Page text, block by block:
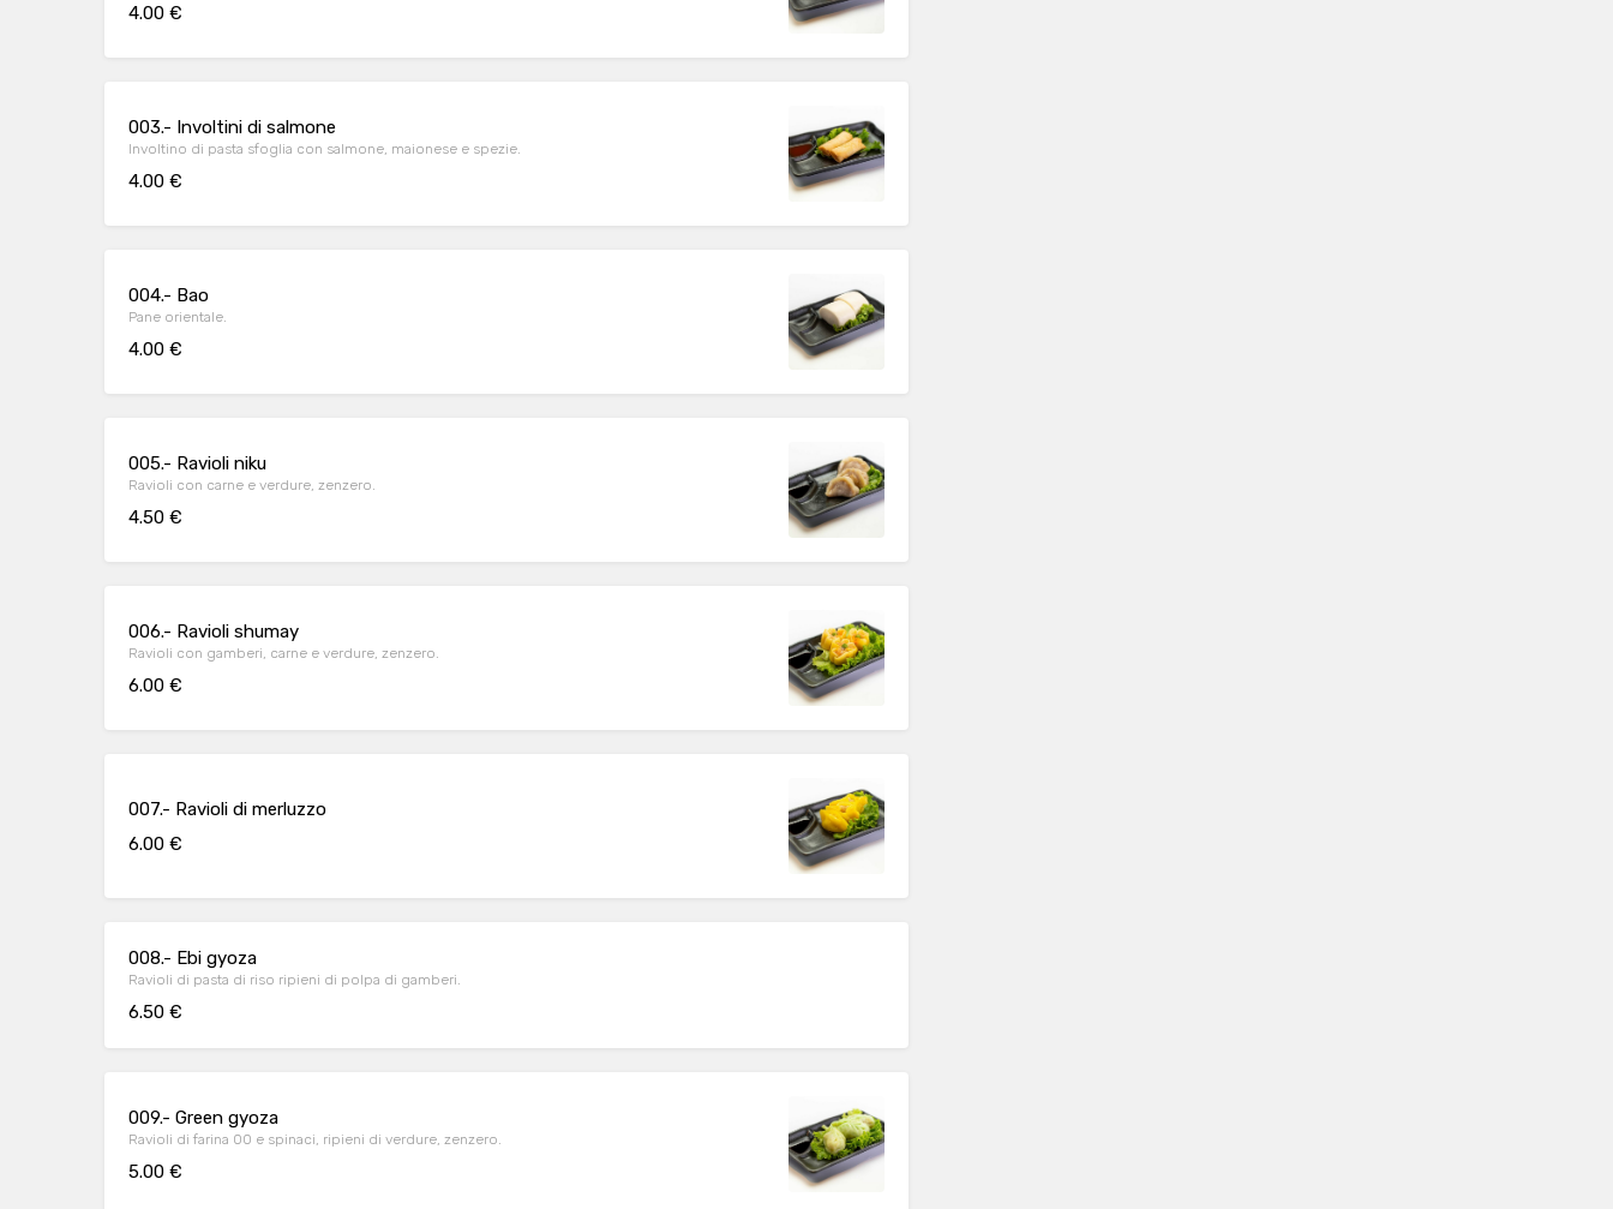
4.00 €
003.- Involtini di salmone
Involtino di pasta sfoglia con salmone, maionese e spezie.
4.00 €
004.- Bao
Pane orientale.
4.00 €
005.- Ravioli niku
Ravioli con carne e verdure, zenzero.
4.50 €
006.- Ravioli shumay
Ravioli con gamberi, carne e verdure, zenzero.
6.00 €
007.- Ravioli di merluzzo
6.00 €
008.- Ebi gyoza
Ravioli di pasta di riso ripieni di polpa di gamberi.
6.50 €
009.- Green gyoza
Ravioli di farina 00 e spinaci, ripieni di verdure, zenzero.
5.00 €